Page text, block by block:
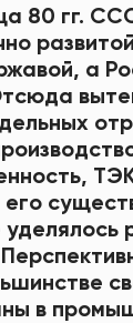
80 гг.
развитой
а
в